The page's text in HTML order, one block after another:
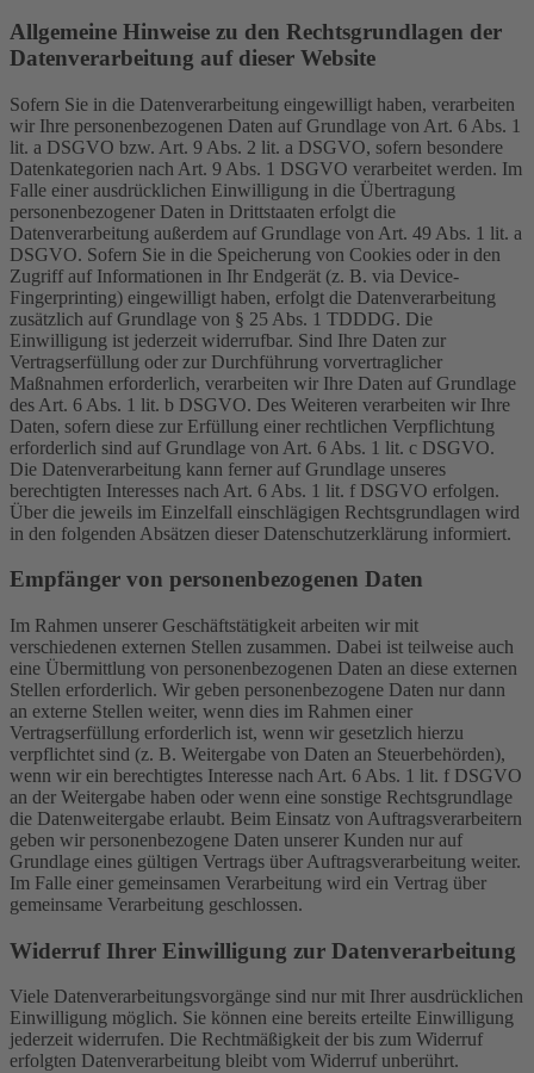
Allgemeine Hinweise zu den Rechtsgrundlagen der
Datenverarbeitung auf dieser Website
Sofern Sie in die Datenverarbeitung eingewilligt haben, verarbeiten
wir Ihre personenbezogenen Daten auf Grundlage von Art. 6 Abs. 1
lit. a DSGVO bzw. Art. 9 Abs. 2 lit. a DSGVO, sofern besondere
Datenkategorien nach Art. 9 Abs. 1 DSGVO verarbeitet werden. Im
Falle einer ausdrücklichen Einwilligung in die Übertragung
personenbezogener Daten in Drittstaaten erfolgt die
Datenverarbeitung außerdem auf Grundlage von Art. 49 Abs. 1 lit. a
DSGVO. Sofern Sie in die Speicherung von Cookies oder in den
Zugriff auf Informationen in Ihr Endgerät (z. B. via Device-
Fingerprinting) eingewilligt haben, erfolgt die Datenverarbeitung
zusätzlich auf Grundlage von § 25 Abs. 1 TDDDG. Die
Einwilligung ist jederzeit widerrufbar. Sind Ihre Daten zur
Vertragserfüllung oder zur Durchführung vorvertraglicher
Maßnahmen erforderlich, verarbeiten wir Ihre Daten auf Grundlage
des Art. 6 Abs. 1 lit. b DSGVO. Des Weiteren verarbeiten wir Ihre
Daten, sofern diese zur Erfüllung einer rechtlichen Verpflichtung
erforderlich sind auf Grundlage von Art. 6 Abs. 1 lit. c DSGVO.
Die Datenverarbeitung kann ferner auf Grundlage unseres
berechtigten Interesses nach Art. 6 Abs. 1 lit. f DSGVO erfolgen.
Über die jeweils im Einzelfall einschlägigen Rechtsgrundlagen wird
in den folgenden Absätzen dieser Datenschutzerklärung informiert.
Empfänger von personenbezogenen Daten
Im Rahmen unserer Geschäftstätigkeit arbeiten wir mit
verschiedenen externen Stellen zusammen. Dabei ist teilweise auch
eine Übermittlung von personenbezogenen Daten an diese externen
Stellen erforderlich. Wir geben personenbezogene Daten nur dann
an externe Stellen weiter, wenn dies im Rahmen einer
Vertragserfüllung erforderlich ist, wenn wir gesetzlich hierzu
verpflichtet sind (z. B. Weitergabe von Daten an Steuerbehörden),
wenn wir ein berechtigtes Interesse nach Art. 6 Abs. 1 lit. f DSGVO
an der Weitergabe haben oder wenn eine sonstige Rechtsgrundlage
die Datenweitergabe erlaubt. Beim Einsatz von Auftragsverarbeitern
geben wir personenbezogene Daten unserer Kunden nur auf
Grundlage eines gültigen Vertrags über Auftragsverarbeitung weiter.
Im Falle einer gemeinsamen Verarbeitung wird ein Vertrag über
gemeinsame Verarbeitung geschlossen.
Widerruf Ihrer Einwilligung zur Datenverarbeitung
Viele Datenverarbeitungsvorgänge sind nur mit Ihrer ausdrücklichen
Einwilligung möglich. Sie können eine bereits erteilte Einwilligung
jederzeit widerrufen. Die Rechtmäßigkeit der bis zum Widerruf
erfolgten Datenverarbeitung bleibt vom Widerruf unberührt.